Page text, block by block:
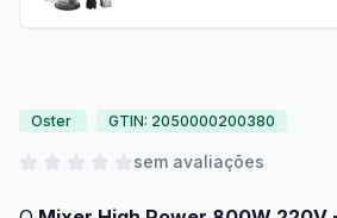
Oster GTIN: 2050000200380
sem avaliações